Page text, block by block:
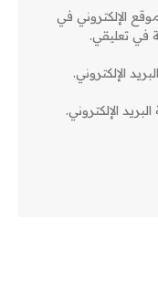
الإلكتروني في
في تعليقي.
الإلكتروني.
الإلكتروني.